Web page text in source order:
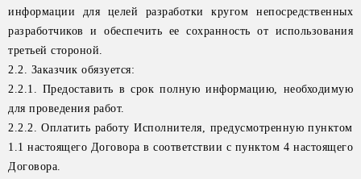
информации для целей разработки кругом непосредственных
разработчиков и обеспечить ее сохранность от использования
третьей стороной.
2.2. Заказчик обязуется:
2.2.1. Предоставить в срок полную информацию, необходимую
для проведения работ.
2.2.2. Оплатить работу Исполнителя, предусмотренную пунктом
1.1 настоящего Договора в соответствии с пунктом 4 настоящего
Договора.